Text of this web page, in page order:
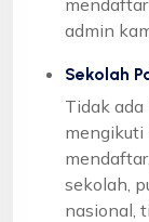
admin
Sekolah
Tidak
mengikuti
sekolah,
nasional,